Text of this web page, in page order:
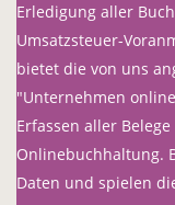
Erledigung aller
Umsatzsteuer-
bietet die von uns
"Unternehmen
Erfassen aller
Onlinebuchhaltung.
Daten und spielen